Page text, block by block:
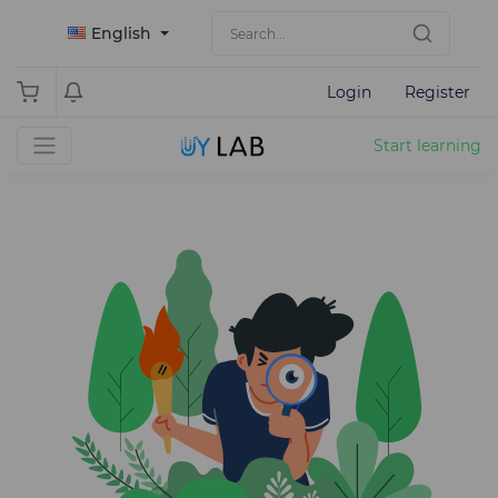
English
Login Register
Start learning